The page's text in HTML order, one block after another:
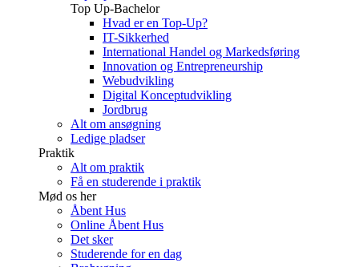
Top Up-Bachelor
Hvad er en Top-Up?
IT-Sikkerhed
International Handel og Markedsføring
Innovation og Entrepreneurship
Webudvikling
Digital Konceptudvikling
Jordbrug
Alt om ansøgning
Ledige pladser
Praktik
Alt om praktik
Få en studerende i praktik
Mød os her
Åbent Hus
Online Åbent Hus
Det sker
Studerende for en dag